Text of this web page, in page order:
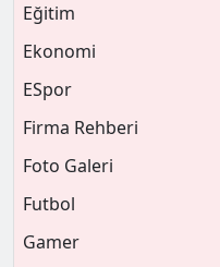
Eğitim
Ekonomi
ESpor
Firma Rehberi
Foto Galeri
Futbol
Gamer